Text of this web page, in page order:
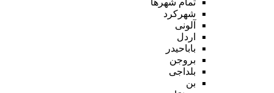
شهرکرد
آلونی
اردل
باباحیدر
بروجن
بلداجی
بن